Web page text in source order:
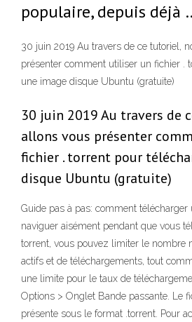
populaire, depuis déjà
30 juin 2019 Au travers de ce tutoriel,
présenter comment utiliser un fichier .
une image disque Ubuntu (gratuite)
30 juin 2019 Au travers de
allons vous présenter
fichier . torrent pour
disque Ubuntu (gratuite)
Guide pas à pas: comment télécharger
naviguer aisément pendant que vous
torrent, vous pouvez limiter le nombre
actifs et de téléchargements, tout
une limite pour le taux de
Options > Onglet Bande passante. Le
présente sous le format .torrent. Pour